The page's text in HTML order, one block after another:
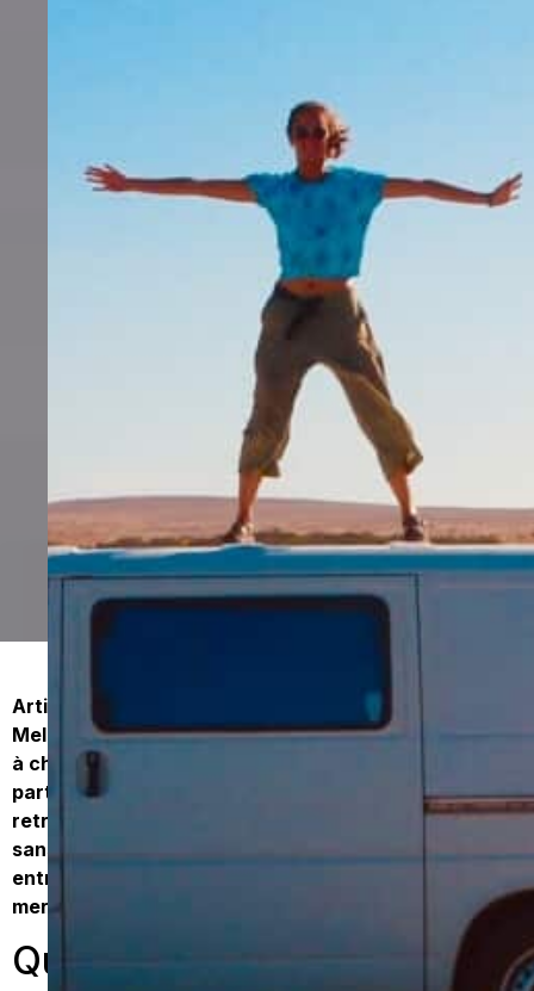
Artistes, jeunes, fêtards, cette ville est faite pour toi.
Melbourne n’a rien d’une ville musée, où l’on s’extasie
à chaque coin de rue, mais elle a un charme
particulier. L’ambiance qui s’en dégage ne se
retrouve nul part ailleurs. On peut y vivre des mois
sans se lasser. Melbourne c’est un peu un mixte
entre grande ville animée et ville du sud en bord de
mer.
Que faire à Melbourne ?